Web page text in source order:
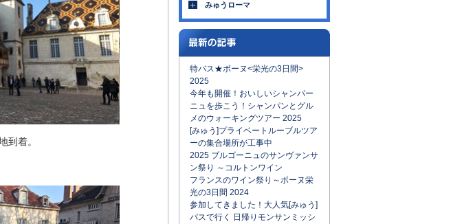
到着。
みゅうローマ
特バス★ボーヌ<栄光の3日間>
2025
今年も開催！おいしいシャンパー
ニュを歩こう！シャンパンとグル
メのウォーキングツアー 2025
[みゅう]プライベートルーブルツア
ーの集合場所が工事中
2025 ブルゴーニュのサンヴァンサ
ン祭り ～コルトンワイン
フランスのワイン祭り～ボーヌ栄
光の3日間 2024
参加してきました！大人気[みゅう]
バスで行く 日帰りモンサンミッシ